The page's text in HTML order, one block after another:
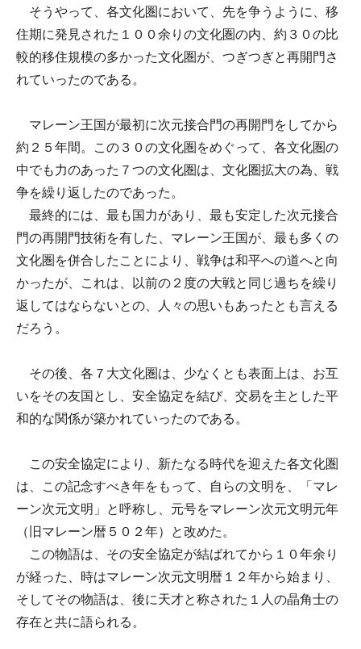
そうやって、各文化圏において、先を争うように、移
住期に発見された１００余りの文化圏の内、約３０の比
較的移住規模の多かった文化圏が、つぎつぎと再開門さ
れていったのである。
マレーン王国が最初に次元接合門の再開門をしてから
約２５年間。この３０の文化圏をめぐって、各文化圏の
中でも力のあった７つの文化圏は、文化圏拡大の為、戦
争を繰り返したのであった。
最終的には、最も国力があり、最も安定した次元接合
門の再開門技術を有した、マレーン王国が、最も多くの
文化圏を併合したことにより、戦争は和平への道へと向
かったが、これは、以前の２度の大戦と同じ過ちを繰り
返してはならないとの、人々の思いもあったとも言える
だろう。
その後、各７大文化圏は、少なくとも表面上は、お互
いをその友国とし、安全協定を結び、交易を主とした平
和的な関係が築かれていったのである。
この安全協定により、新たなる時代を迎えた各文化圏
は、この記念すべき年をもって、自らの文明を、「マレ
ーン次元文明」と呼称し、元号をマレーン次元文明元年
（旧マレーン暦５０２年）と改めた。
この物語は、その安全協定が結ばれてから１０年余り
が経った、時はマレーン次元文明暦１２年から始まり、
そしてその物語は、後に天才と称された１人の晶角士の
存在と共に語られる。